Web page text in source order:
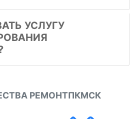
УСЛУГУ
РЕМОНТПКМСК